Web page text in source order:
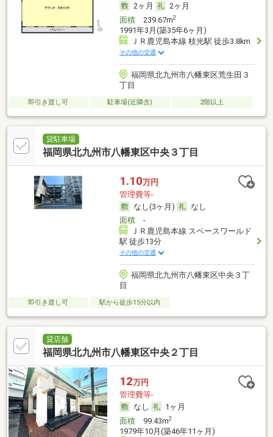
2ヶ月
2ヶ月
面積239.67m2
1991年3月(築35年6ヶ月)
ＪＲ鹿児島本線 枝光駅 徒歩3.8km
その他の交通
福岡県北九州市八幡東区荒生田３
丁目
即引き渡し可 駐車場(近隣含) 2階以上
貸駐車場
福岡県北九州市八幡東区中央３丁目
1.10万円
管理費等-
なし(3ヶ月)
なし
面積-
ＪＲ鹿児島本線 スペースワールド
駅 徒歩13分
その他の交通
福岡県北九州市八幡東区中央３丁
目
即引き渡し可 駅から徒歩15分以内
貸店舗
福岡県北九州市八幡東区中央２丁目
12万円
管理費等-
なし
1ヶ月
面積99.43m2
1979年10月(築46年11ヶ月)